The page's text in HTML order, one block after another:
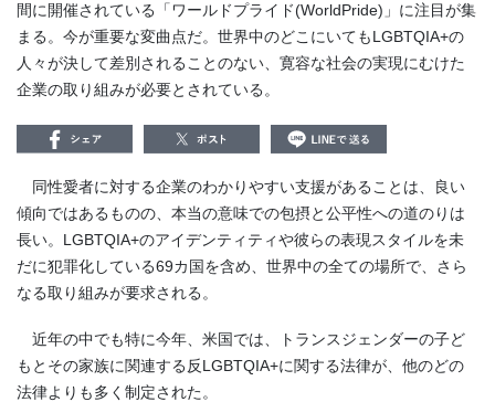
間に開催されている「ワールドプライド(WorldPride)」に注目が集
まる。今が重要な変曲点だ。世界中のどこにいてもLGBTQIA+の
人々が決して差別されることのない、寛容な社会の実現にむけた
企業の取り組みが必要とされている。
同性愛者に対する企業のわかりやすい支援があることは、良い
傾向ではあるものの、本当の意味での包摂と公平性への道のりは
長い。LGBTQIA+のアイデンティティや彼らの表現スタイルを未
だに犯罪化している69カ国を含め、世界中の全ての場所で、さら
なる取り組みが要求される。
近年の中でも特に今年、米国では、トランスジェンダーの子ど
もとその家族に関連する反LGBTQIA+に関する法律が、他のどの
法律よりも多く制定された。